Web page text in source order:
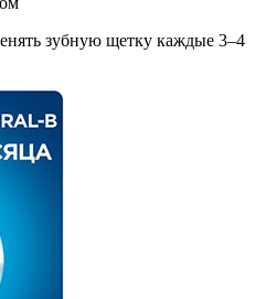
зубную щетку каждые 3–4